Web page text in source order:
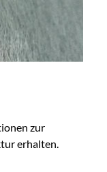
zur
erhalten.